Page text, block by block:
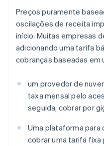
Preços puramente
oscilações de receita
início. Muitas empresas
adicionando uma tarifa
cobranças baseadas em
um provedor de
taxa mensal pelo
seguida, cobrar por
Uma plataforma
cobrar uma tarifa fixa